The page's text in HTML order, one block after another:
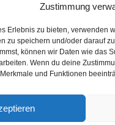
Zustimmung
Erlebnis zu bieten, verwenden
zu speichern und/oder darauf
können wir Daten wie das
Wenn du deine
und Funktionen